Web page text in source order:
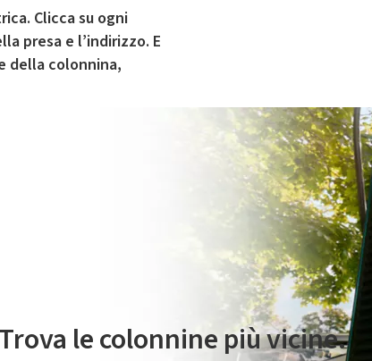
Clicca su ogni
presa e l’indirizzo. E
della colonnina,
di mobilità elettrica è gestito da Plenitude On The Road
Trova le colonnine più vicine.